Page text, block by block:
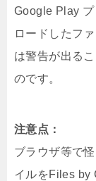
Google Play
ロードしたフ
は警告が出る
のです。
注意点：
ブラウザ等で
イルをFiles by